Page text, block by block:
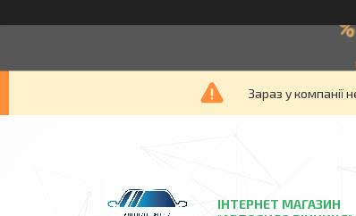
Зараз у компанії
ІНТЕРНЕТ МАГАЗИН